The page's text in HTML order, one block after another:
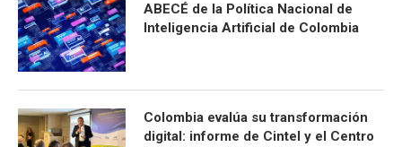
ABECÉ de la Política Nacional de
Inteligencia Artificial de Colombia
Colombia evalúa su transformación
digital: informe de Cintel y el Centro